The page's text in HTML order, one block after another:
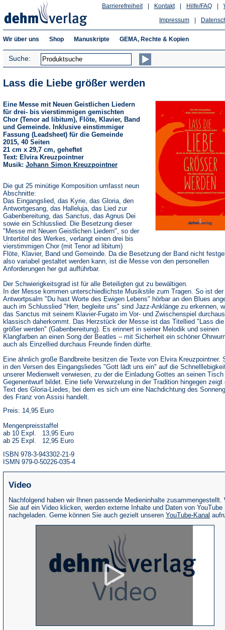
Hilfe/FAQ
Kontakt
Barrierefreiheit
Impressum
Wir über uns Shop Manuskripte GEMA, Rechte & Kopien
Suche:
Lass die Liebe größer werden
Eine Messe mit Neuen Geistlichen Liedern
für drei- bis vierstimmigen gemischten
Chor (Tenor ad libitum), Flöte, Klavier, Band
und Gemeinde. Inklusive einstimmiger
Fassung (Leadsheet) für die Gemeinde
2015, 40 Seiten
21 cm x 29,7 cm, geheftet
Text: Elvira Kreuzpointner
Musik: Johann Simon Kreuzpointner
Die gut 25 minütige Komposition umfasst neun
Abschnitte:
Das Eingangslied, das Kyrie, das Gloria, den
Antwortgesang, das Halleluja, das Lied zur
Gabenbereitung, das Sanctus, das Agnus Dei
sowie ein Schlusslied. Die Besetzung dieser
"Messe mit Neuen Geistlichen Liedern", so der
Untertitel des Werkes, verlangt einen drei bis
vierstimmigen Chor (mit Tenor ad libitum)
Flöte, Klavier, Band und Gemeinde. Da die Besetzung der Band nicht
also variabel gestaltet werden kann, ist die Messe von den personellen
Anforderungen her gut aufführbar.
Der Schwierigkeitsgrad ist für alle Beteiligten gut zu bewältigen.
In der Messe kommen unterschiedlichste Musikstile zum Tragen. So ist der
Antwortpsalm "Du hast Worte des Ewigen Lebens" hörbar an den Blues
auch im Schlusslied "Herr, begleite uns" sind Jazz-Anklänge zu erkennen,
das Sanctus mit seinem Klavier-Fugato im Vor- und Zwischenspiel durchaus
klassisch daherkommt. Das Herzstück der Messe ist das Titellied "Lass die
größer werden" (Gabenbereitung). Es erinnert in seiner Melodik und seinen
Klangfarben an einen Song der Beatles – mit Sicherheit ein schöner
auch als Einzellied durchaus Freunde finden dürfte.
Eine ähnlich große Bandbreite besitzen die Texte von Elvira Kreuzpointner.
in den Versen des Eingangsliedes "Gott lädt uns ein" auf die
unserer Medienwelt verwiesen, zu der die Einladung Gottes an seinen Tisch
Gegenentwurf bildet. Eine tiefe Verwurzelung in der Tradition hingegen zeigt
Text des Gloria-Liedes, bei dem es sich um eine Nachdichtung des
des Franz von Assisi handelt.
Preis: 14,95 Euro
Mengenpreisstaffel
ab 10 Expl. 13,95 Euro
ab 25 Expl. 12,95 Euro
ISBN 978-3-943302-21-9
ISMN 979-0-50226-035-4
Video
Nachfolgend haben wir Ihnen passende Medieninhalte zusammengestellt.
Sie auf ein Video klicken, werden externe Inhalte und Daten von YouTube
nachgeladen. Gerne können Sie auch gezielt unseren YouTube-Kanal